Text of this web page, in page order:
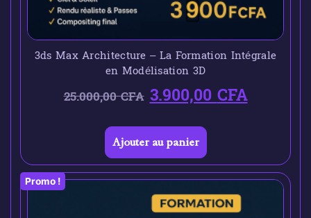
3ds Max Architecture – La Formation Intégrale
en Modélisation 3D
25.000,00CFA 3.900,00CFA
Ajouter au panier
Promo !